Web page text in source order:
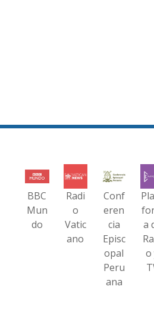
BBC
Mun
do
Radi
o
Vatic
ano
Conf
eren
cia
Episc
opal
Peru
ana
a
o